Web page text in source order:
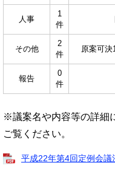
人事
1
件
その他
2
件
原案可
報告
0
件
※議案名や内容等の詳細
ご覧ください。
平成22年第4回定例会